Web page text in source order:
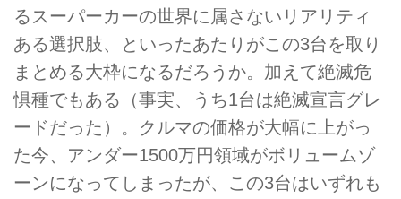
るスーパーカーの世界に属さないリアリティ
ある選択肢、といったあたりがこの3台を取り
まとめる大枠になるだろうか。加えて絶滅危
惧種でもある（事実、うち1台は絶滅宣言グレ
ードだった）。クルマの価格が大幅に上がっ
た今、アンダー1500万円領域がボリュームゾ
ーンになってしまったが、この3台はいずれも